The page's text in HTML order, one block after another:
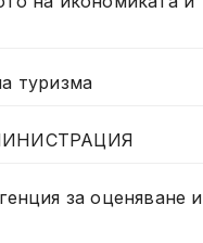
туризма
за оценяване и